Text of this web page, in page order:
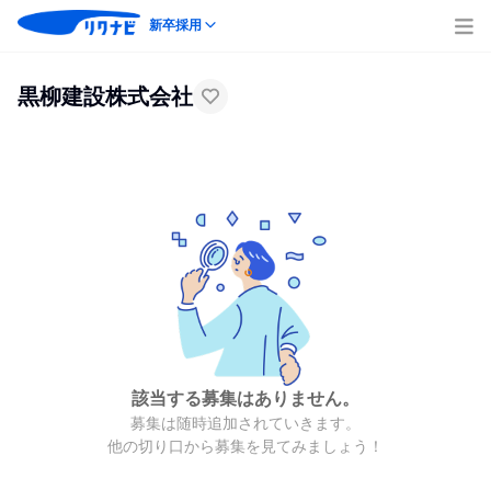
新卒採用
黒柳建設株式会社
該当する募集はありません。
募集は随時追加されていきます。
他の切り口から募集を見てみましょう！